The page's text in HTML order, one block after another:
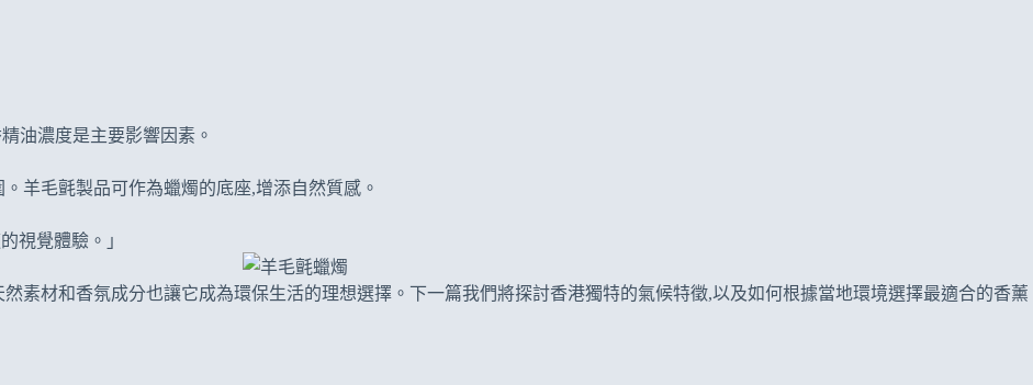
油濃度是主要影響因素。
羊毛氈製品可作為蠟燭的底座,增添自然質感。
視覺體驗。」
素材和香氛成分也讓它成為環保生活的理想選擇。下一篇我們將探討香港獨特的氣候特徵,以及如何根據當地環境選擇最適合的香薰